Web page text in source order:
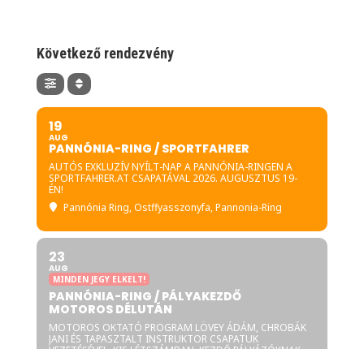
Következő rendezvény
19
AUG
PANNÓNIA-RING / SPORTFAHRER
AUTÓS EXKLUZÍV NYÍLT-NAP A PANNÓNIA-RINGEN A
SPORTFAHRER.AT CSAPATÁVAL 2026. AUGUSZTUS 19-
ÉN!
Pannónia Ring, Ostffyasszonyfa, Pannonia-Ring
23
AUG
MINDEN JEGY ELKELT!
PANNÓNIA-RING / PÁLYAKEZDŐ
MOTOROS DÉLUTÁN
MOTOROS OKTATÓ PROGRAM LÖVEY ÁDÁM, CHROBÁK
JANI ÉS TAPASZTALT INSTRUKTOR CSAPATUK